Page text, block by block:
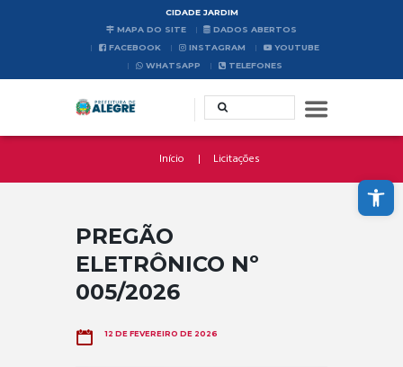
Abrir a barra de ferramentas
CIDADE JARDIM
MAPA DO SITE
DADOS ABERTOS
FACEBOOK
INSTAGRAM
YOUTUBE
WHATSAPP
TELEFONES
Início Licitações
PREGÃO
ELETRÔNICO Nº
005/2026
12 DE FEVEREIRO DE 2026